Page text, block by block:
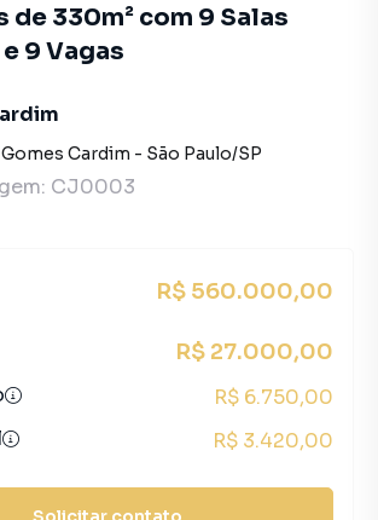
330m² com 9 Salas
9 Vagas
Cardim - São Paulo/SP
CJ0003
R$ 560.000,00
R$ 27.000,00
R$ 6.750,00
R$ 3.420,00